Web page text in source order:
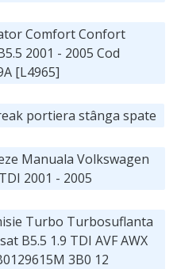
Comfort Confort
2001 - 2005 Cod
[L4965]
portiera stânga spate
Manuala Volkswagen
2001 - 2005
Turbo Turbosuflanta
B5.5 1.9 TDI AVF AWX
3B0 12